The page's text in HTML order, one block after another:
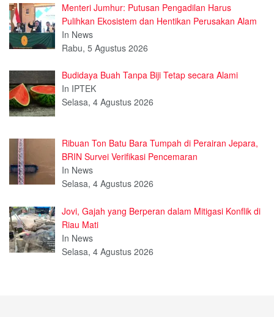
Menteri Jumhur: Putusan Pengadilan Harus
Pulihkan Ekosistem dan Hentikan Perusakan Alam
In News
Rabu, 5 Agustus 2026
Budidaya Buah Tanpa Biji Tetap secara Alami
In IPTEK
Selasa, 4 Agustus 2026
Ribuan Ton Batu Bara Tumpah di Perairan Jepara,
BRIN Survei Verifikasi Pencemaran
In News
Selasa, 4 Agustus 2026
Jovi, Gajah yang Berperan dalam Mitigasi Konflik di
Riau Mati
In News
Selasa, 4 Agustus 2026